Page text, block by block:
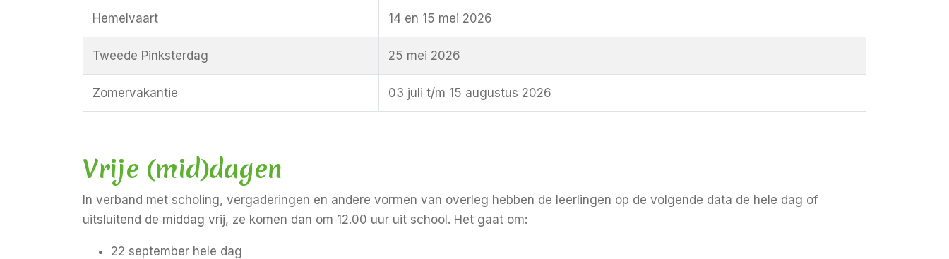
Hemelvaart 14 en 15 mei 2026
Tweede Pinksterdag 25 mei 2026
Zomervakantie 03 juli t/m 15 augustus 2026
Vrije (mid)dagen
In verband met scholing, vergaderingen en andere vormen van overleg hebben de leerlingen op de volgende data de hele dag of
uitsluitend de middag vrij, ze komen dan om 12.00 uur uit school. Het gaat om:
22 september hele dag